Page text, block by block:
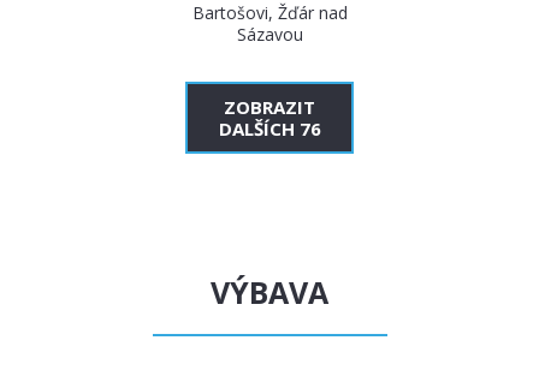
Bartošovi, Žďár nad
Sázavou
ZOBRAZIT
DALŠÍCH 76
VÝBAVA